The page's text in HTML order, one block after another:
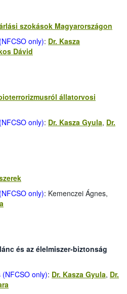
szokások Magyarországon
only): Dr. Kasza
Dávid
állatorvosi
only): Dr. Kasza Gyula, Dr.
only): Kemenczei Ágnes,
és az élelmiszer-biztonság
only): Dr. Kasza Gyula, Dr.